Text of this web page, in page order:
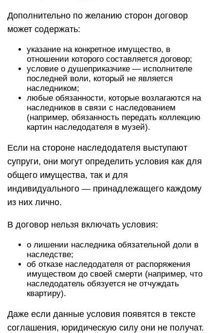
Дополнительно по желанию сторон договор
может содержать:
указание на конкретное имущество, в
отношении которого составляется договор;
условие о душеприказчике — исполнителе
последней воли, который не является
наследником;
любые обязанности, которые возлагаются на
наследников в связи с наследованием
(например, обязанность передать коллекцию
картин наследодателя в музей).
Если на стороне наследодателя выступают
супруги, они могут определить условия как для
общего имущества, так и для
индивидуального — принадлежащего каждому
из них лично.
В договор нельзя включать условия:
о лишении наследника обязательной доли в
наследстве;
об отказе наследодателя от распоряжения
имуществом до своей смерти (например, что
наследодатель обязуется не отчуждать
квартиру).
Даже если данные условия появятся в тексте
соглашения, юридическую силу они не получат.